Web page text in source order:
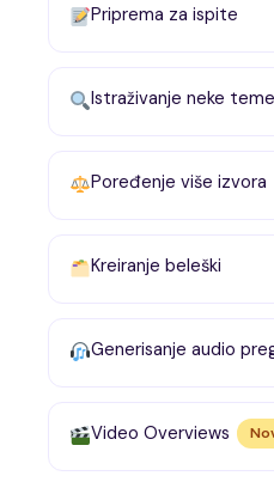
Priprema za ispite
Istraživanje neke teme
Poređenje više izvora
Kreiranje beleški
Generisanje audio
Video Overviews